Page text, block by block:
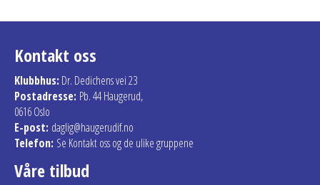
Kontakt oss
Klubbhus: Dr. Dedichens vei 23
Postadresse: Pb. 44 Haugerud,
0616 Oslo
E-post: daglig@haugerudif.no
Telefon: Se Kontakt oss og de ulike gruppene
Våre tilbud